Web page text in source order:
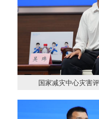
国家减灾中心灾害